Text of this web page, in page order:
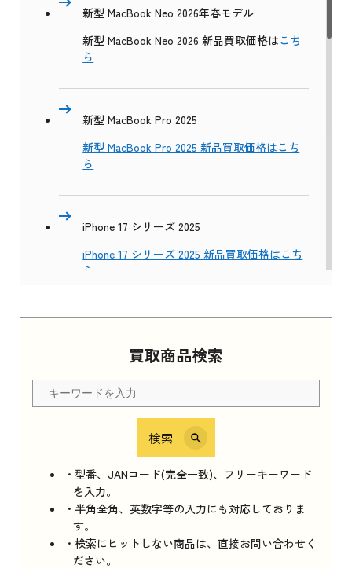
買取商品検索
検索
・型番、JANコード(完全一致)、フリーキーワード
を入力。
・半角全角、英数字等の入力にも対応しておりま
す。
・検索にヒットしない商品は、直接お問い合わせく
ださい。
新型 MacBook Neo 2026年春モデル
新型 MacBook Neo 2026 新品買取価格はこち
ら
新型 MacBook Pro 2025
新型 MacBook Pro 2025 新品買取価格はこち
ら
iPhone 17 シリーズ 2025
iPhone 17 シリーズ 2025 新品買取価格はこち
ら
Apple Watch Series 11 2025 新品買取価格はこ
ちら
iPhone 16e シリーズ 2025
iPhone 16e シリーズ 2025 新品買取価格はこち
ら
iPad 11インチ 2025年春モデル